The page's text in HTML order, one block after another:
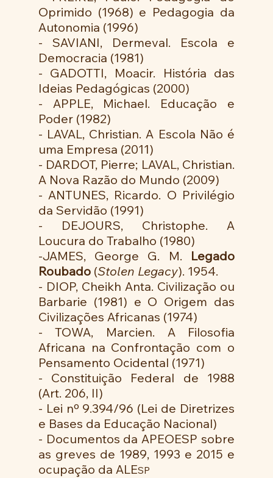
Oprimido (1968) e Pedagogia da
Autonomia (1996)
- SAVIANI, Dermeval. Escola e
Democracia (1981)
- GADOTTI, Moacir. História das
Ideias Pedagógicas (2000)
- APPLE, Michael. Educação e
Poder (1982)
- LAVAL, Christian. A Escola Não é
uma Empresa (2011)
- DARDOT, Pierre; LAVAL, Christian.
A Nova Razão do Mundo (2009)
- ANTUNES, Ricardo. O Privilégio
da Servidão (1991)
- DEJOURS, Christophe. A
Loucura do Trabalho (1980)
-JAMES, George G. M. Legado
Roubado (Stolen Legacy). 1954.
- DIOP, Cheikh Anta. Civilização ou
Barbarie (1981) e O Origem das
Civilizações Africanas (1974)
- TOWA, Marcien. A Filosofia
Africana na Confrontação com o
Pensamento Ocidental (1971)
- Constituição Federal de 1988
(Art. 206, II)
- Lei nº 9.394/96 (Lei de Diretrizes
e Bases da Educação Nacional)
- Documentos da APEOESP sobre
as greves de 1989, 1993 e 2015 e
ocupação da ALESP